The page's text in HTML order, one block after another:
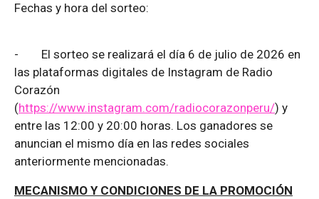
Fechas y hora del sorteo:
- El sorteo se realizará el día 6 de julio de 2026 en
las plataformas digitales de Instagram de Radio
Corazón
(https://www.instagram.com/radiocorazonperu/) y
entre las 12:00 y 20:00 horas. Los ganadores se
anuncian el mismo día en las redes sociales
anteriormente mencionadas.
MECANISMO Y CONDICIONES DE LA PROMOCIÓN